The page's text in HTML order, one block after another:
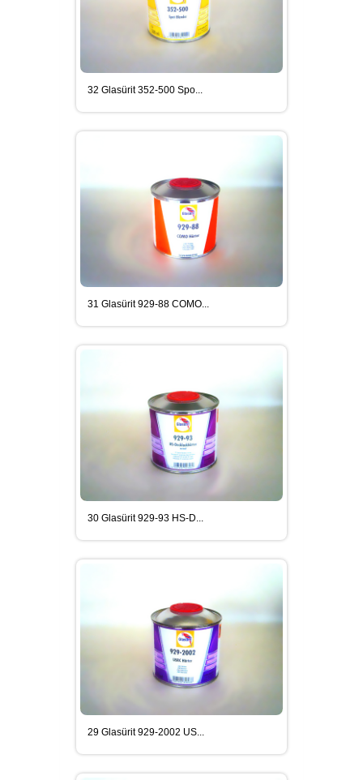
32 Glasürit 352-500 Spo...
31 Glasürit 929-88 COMO...
30 Glasürit 929-93 HS-D...
29 Glasürit 929-2002 US...